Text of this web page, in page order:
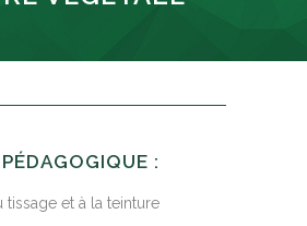
:
tissage et à la teinture